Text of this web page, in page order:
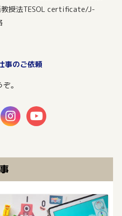
授法TESOL certificate/J-
事のご依頼
。